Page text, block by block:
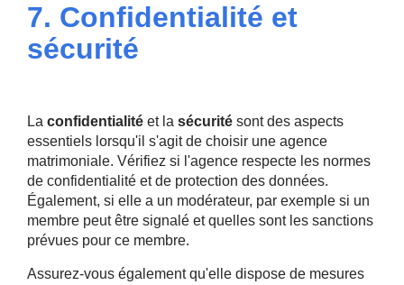
7. Confidentialité et
sécurité
La confidentialité et la sécurité sont des aspects
essentiels lorsqu'il s'agit de choisir une agence
matrimoniale. Vérifiez si l'agence respecte les normes
de confidentialité et de protection des données.
Également, si elle a un modérateur, par exemple si un
membre peut être signalé et quelles sont les sanctions
prévues pour ce membre.
Assurez-vous également qu'elle dispose de mesures